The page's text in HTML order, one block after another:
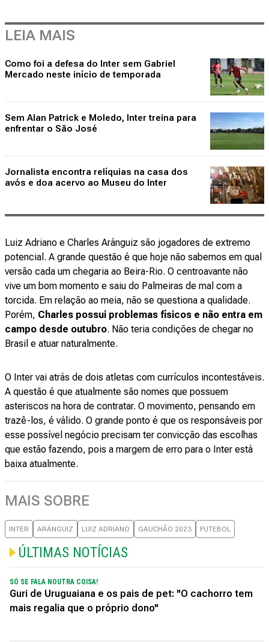
LEIA MAIS
Como foi a defesa do Inter sem Gabriel
Mercado neste início de temporada
Sem Alan Patrick e Moledo, Inter treina para
enfrentar o São José
Jornalista encontra relíquias na casa dos
avós e doa acervo ao Museu do Inter
Luiz Adriano e Charles Aránguiz são jogadores de extremo
potencial. A grande questão é que hoje não sabemos em qual
versão cada um chegaria ao Beira-Rio. O centroavante não
vive um bom momento e saiu do Palmeiras de mal com a
torcida. Em relação ao meia, não se questiona a qualidade.
Porém, Charles possui problemas físicos e não entra em
campo desde outubro. Não teria condições de chegar no
Brasil e atuar naturalmente.
O Inter vai atrás de dois atletas com currículos incontestáveis.
A questão é que atualmente são nomes que possuem
asteriscos na hora de contratar. O movimento, pensando em
trazê-los, é válido. O grande ponto é que os responsáveis por
esse possível negócio precisam ter convicção das escolhas
que estão fazendo, pois a margem de erro para o Inter está
baixa atualmente.
MAIS SOBRE
INTER ARÁNGUIZ LUIZ ADRIANO GAUCHÃO 2023 FUTEBOL
ÚLTIMAS NOTÍCIAS
SÓ SE FALA NOUTRA COISA!
Guri de Uruguaiana e os pais de pet: "O cachorro tem
mais regalia que o próprio dono"